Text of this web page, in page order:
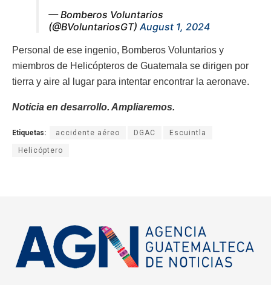
— Bomberos Voluntarios
(@BVoluntariosGT)August 1, 2024
Personal de ese ingenio, Bomberos Voluntarios y
miembros de Helicópteros de Guatemala se dirigen por
tierra y aire al lugar para intentar encontrar la aeronave.
Noticia en desarrollo. Ampliaremos.
Etiquetas: accidente aéreo DGAC Escuintla
Helicóptero